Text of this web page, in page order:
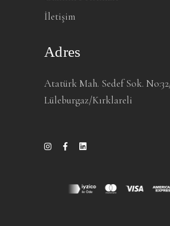
İletişim
Adres
Atatürk Mah. Sedef Sok.
Lüleburgaz/Kırklareli